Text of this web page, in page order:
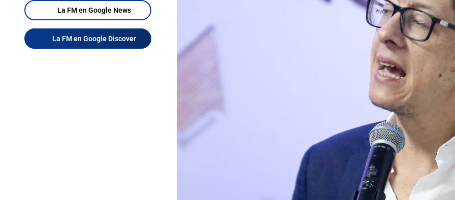
La FM en Google News
La FM en Google Discover